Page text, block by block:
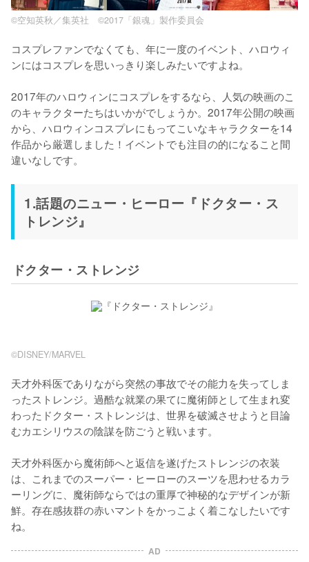
©空知英秋／集英社 ©2017「銀魂」製作委員会
コスプレファンでなくても、年に一度のイベント、ハロウィ
ンにはコスプレを思いっきり楽しみたいですよね。
2017年のハロウィンにコスプレをするなら、人気の映画のこ
のキャラクターたちはいかがでしょうか。2017年公開の映画
から、ハロウィンコスプレにもってこいなキャラクターを14
作品から厳選しました！イベントでも注目の的になること間
違いなしです。
1.話題のニュー・ヒーロー『ドクター・ス
トレンジ』
ドクター・ストレンジ
©︎DISNEY/MARVEL
天才外科医でありながら突然の事故でその能力を失ってしま
ったストレンジ。過酷な就業の果てに魔術師として生まれ変
わったドクター・ストレンジは、世界を破滅させようと目論
むカエシリウスの陰謀を防ごうと戦います。
天才外科医から魔術師へと返信を遂げたストレンジの衣装
は、これまでのスーパー・ヒーローのスーツを思わせるカラ
ーリングに、魔術師ならではの重厚で神秘的なデザインが新
鮮。存在感抜群の赤いマントをかっこよく着こなしたいです
ね。
AD